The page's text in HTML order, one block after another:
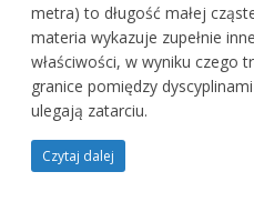
metra) to długość małej
materia wykazuje zupełnie
właściwości, w wyniku czego
granice pomiędzy
ulegają zatarciu.
Czytaj dalej